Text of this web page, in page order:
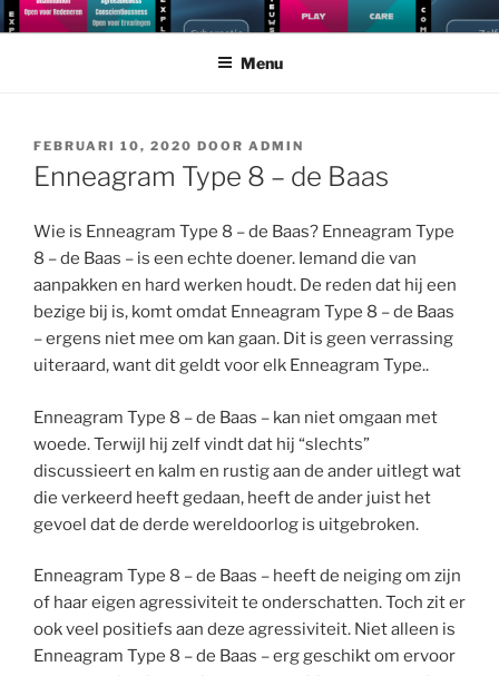
Ga
naarNEUROGRAM
Doorgrond jezelf en anderen met Cybernetic Big Five Theory
Menu
GEPLAATST
OP
FEBRUARI 10, 2020 DOOR ADMIN
Enneagram Type 8 – de Baas
Wie is Enneagram Type 8 – de Baas? Enneagram Type
8 – de Baas – is een echte doener. Iemand die van
aanpakken en hard werken houdt. De reden dat hij een
bezige bij is, komt omdat Enneagram Type 8 – de Baas
– ergens niet mee om kan gaan. Dit is geen verrassing
uiteraard, want dit geldt voor elk Enneagram Type..
Enneagram Type 8 – de Baas – kan niet omgaan met
woede. Terwijl hij zelf vindt dat hij “slechts”
discussieert en kalm en rustig aan de ander uitlegt wat
die verkeerd heeft gedaan, heeft de ander juist het
gevoel dat de derde wereldoorlog is uitgebroken.
Enneagram Type 8 – de Baas – heeft de neiging om zijn
of haar eigen agressiviteit te onderschatten. Toch zit er
ook veel positiefs aan deze agressiviteit. Niet alleen is
Enneagram Type 8 – de Baas – erg geschikt om ervoor